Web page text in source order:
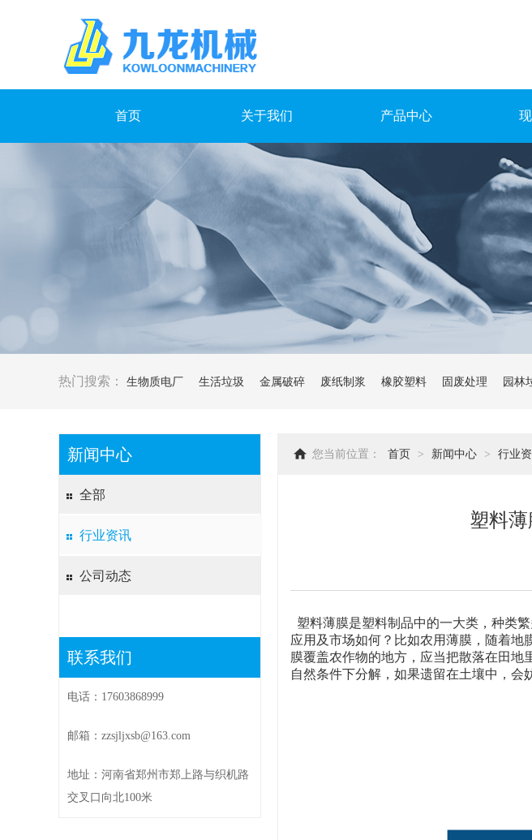
首页 关于我们 产品中心
热门搜索： 生物质电厂 生活垃圾 金属破碎 废纸制浆 橡胶塑料 固废处理 园林
新闻中心
全部
行业资讯
公司动态
联系我们
电话：17603868999
邮箱：zzsjljxsb@163.com
地址：河南省郑州市郑上路与织机路
交叉口向北100米
您当前位置： 首页 > 新闻中心 > 行业
塑料
塑料薄膜是塑料制品中的一大类，种类
应用及市场如何？比如农用薄膜，随着
膜覆盖农作物的地方，应当把散落在田地
自然条件下分解，如果遗留在土壤中，会